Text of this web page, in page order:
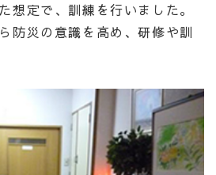
想定で、訓練を行いました。
防災の意識を高め、研修や訓